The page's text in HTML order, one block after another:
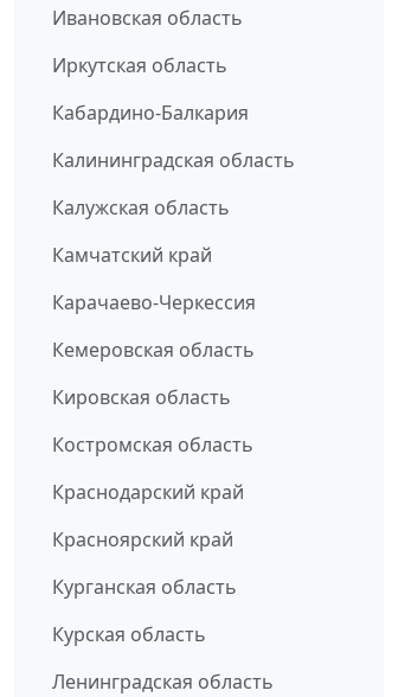
Ивановская область
Иркутская область
Кабардино-Балкария
Калининградская область
Калужская область
Камчатский край
Карачаево-Черкессия
Кемеровская область
Кировская область
Костромская область
Краснодарский край
Красноярский край
Курганская область
Курская область
Ленинградская область